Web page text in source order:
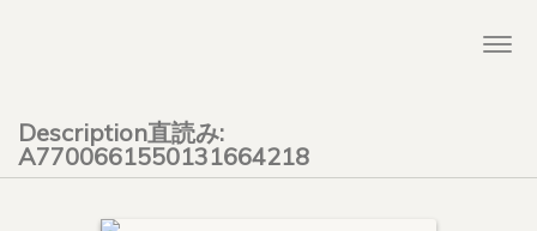
Description直読み:
A7700661550131664218